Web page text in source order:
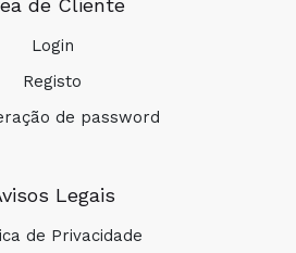
de Cliente
Login
Registo
de password
Legais
de Privacidade